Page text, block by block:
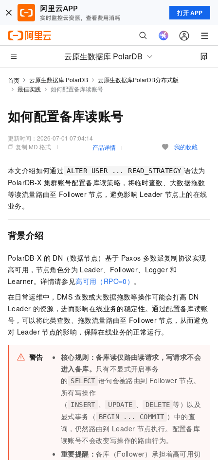
打开 APP
云原生数据库 PolarDB
首页 云原生数据库 PolarDB
云原生数据库PolarDB分布式版
最佳实践
如何配置备库读账号
如何配置备库读账号
更新时间： 2026-07-01 07:04:14
复制 MD 格式
产品详情 我的收藏
本文介绍如何通过 ALTER USER ... READ_STRATEGY 语法为
PolarDB-X 集群账号配置备库读策略，将临时查数、大数据拖数
等读流量路由至 Follower 节点，避免影响 Leader 节点上的在线
业务。
背景介绍
PolarDB-X 的 DN（数据节点）基于 Paxos 多数派复制协议实现
高可用，节点角色分为 Leader、Follower、Logger 和
Learner。详情请参见高可用（RPO=0） 。
在日常运维中，DMS 查数或大数据拖数等操作可能会打高 DN
Leader 的资源，进而影响在线业务的稳定性。通过配置备库读账
号，可以将此类查数、拖数流量路由至 Follower 节点，从而避免
对 Leader 节点的影响，保障在线业务的正常运行。
警告
核心规则：备库读仅路由读请求，写请求不会
进入备库。 只有不显式开启事务
的 SELECT 语句会被路由到 Follower 节点。
所有写操作
（ INSERT 、 UPDATE 、 DELETE 等）以及
显式事务（ BEGIN ... COMMIT ）中的查
询，仍然路由到 Leader 节点执行。配置备库
读账号不会改变写操作的路由行为。
重要提醒： 备库（Follower）承担着高可用切